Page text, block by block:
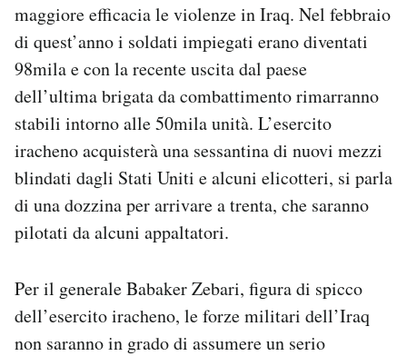
maggiore efficacia le violenze in Iraq. Nel febbraio
di quest’anno i soldati impiegati erano diventati
98mila e con la recente uscita dal paese
dell’ultima brigata da combattimento rimarranno
stabili intorno alle 50mila unità. L’esercito
iracheno acquisterà una sessantina di nuovi mezzi
blindati dagli Stati Uniti e alcuni elicotteri, si parla
di una dozzina per arrivare a trenta, che saranno
pilotati da alcuni appaltatori.
Per il generale Babaker Zebari, figura di spicco
dell’esercito iracheno, le forze militari dell’Iraq
non saranno in grado di assumere un serio